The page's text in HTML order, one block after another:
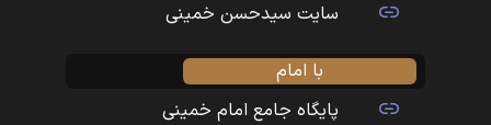
سایت سیدحسن خمینی
با امام
پایگاه جامع امام خمینی